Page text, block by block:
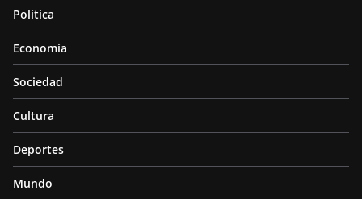
Política
Economía
Sociedad
Cultura
Deportes
Mundo